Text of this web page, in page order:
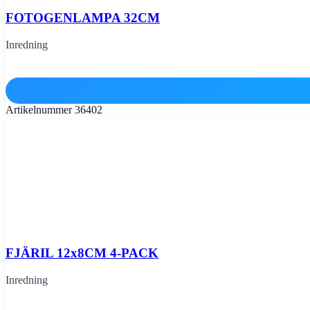
FOTOGENLAMPA 32CM
Inredning
Artikelnummer36402
FJÄRIL 12x8CM 4-PACK
Inredning